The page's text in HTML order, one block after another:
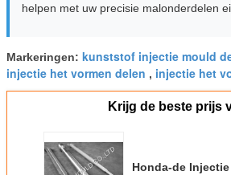
helpen met uw precisie malonderdelen
Markeringen: kunststof injectie mould
injectie het vormen delen , injectie het
Krijg de beste prijs
Honda-de